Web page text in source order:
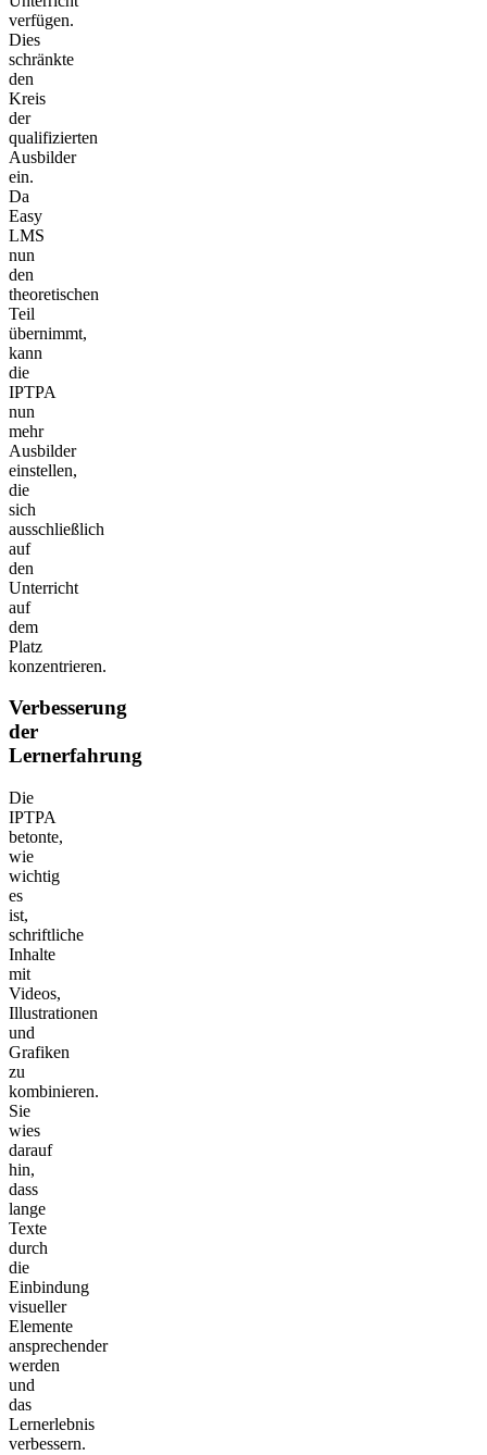
verfügen.
Dies
schränkte
den
Kreis
der
qualifizierten
Ausbilder
ein.
Da
Easy
LMS
nun
den
theoretischen
Teil
übernimmt,
kann
die
IPTPA
nun
mehr
Ausbilder
einstellen,
die
sich
ausschließlich
auf
den
Unterricht
auf
dem
Platz
konzentrieren.
Verbesserung
der
Lernerfahrung
Die
IPTPA
betonte,
wie
wichtig
es
ist,
schriftliche
Inhalte
mit
Videos,
Illustrationen
und
Grafiken
zu
kombinieren.
Sie
wies
darauf
hin,
dass
lange
Texte
durch
die
Einbindung
visueller
Elemente
ansprechender
werden
und
das
Lernerlebnis
verbessern.